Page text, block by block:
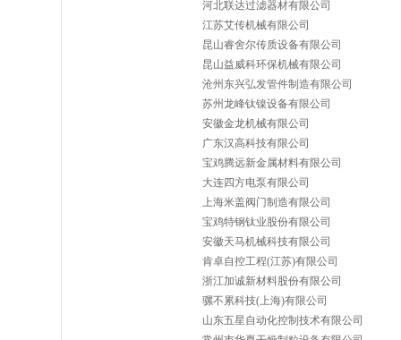
河北联达过滤器材有限公司
江苏艾传机械有限公司
昆山睿舍尔传质设备有限公司
昆山益威科环保机械有限公司
沧州东兴弘发管件制造有限公司
苏州龙峰钛镍设备有限公司
安徽金龙机械有限公司
广东汉高科技有限公司
宝鸡腾远新金属材料有限公司
大连四方电泵有限公司
上海米盖阀门制造有限公司
宝鸡特钢钛业股份有限公司
安徽天马机械科技有限公司
肯卓自控工程(江苏)有限公司
浙江加诚新材料股份有限公司
骡不累科技(上海)有限公司
山东五星自动化控制技术有限公司